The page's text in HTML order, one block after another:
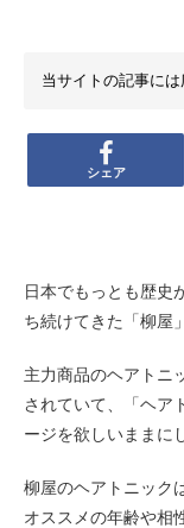
当サイトの記事に
シェア
日本でもっとも歴史
ち続けてきた「柳屋
主力商品のヘアトニ
されていて、「ヘア
ージを欲しいままに
柳屋のヘアトニック
オススメの年齢や相